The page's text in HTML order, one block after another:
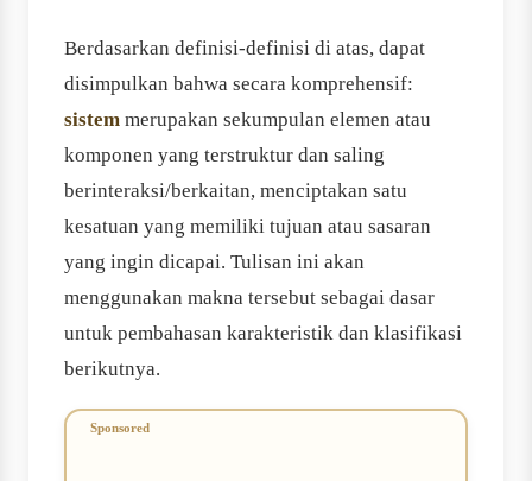
Berdasarkan definisi-definisi di atas, dapat
disimpulkan bahwa secara komprehensif:
sistem merupakan sekumpulan elemen atau
komponen yang terstruktur dan saling
berinteraksi/berkaitan, menciptakan satu
kesatuan yang memiliki tujuan atau sasaran
yang ingin dicapai. Tulisan ini akan
menggunakan makna tersebut sebagai dasar
untuk pembahasan karakteristik dan klasifikasi
berikutnya.